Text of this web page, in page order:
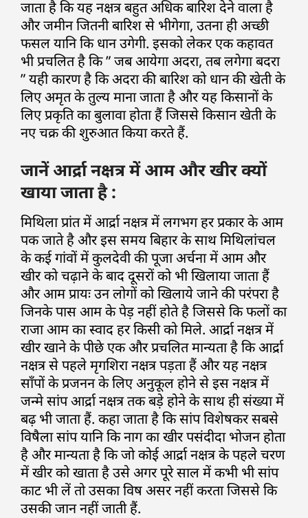
जाता है कि यह नक्षत्र बहुत अधिक बारिश देने वाला है
और जमीन जितनी बारिश से भीगेगा, उतना ही अच्छी
फसल यानि कि धान उगेगी. इसको लेकर एक कहावत
भी प्रचलित है कि ” जब आयेगा अदरा, तब लगेगा बदरा
” यही कारण है कि अदरा की बारिश को धान की खेती के
लिए अमृत के तुल्य माना जाता है और यह किसानों के
लिए प्रकृति का बुलावा होता हैं जिससे किसान खेती के
नए चक्र की शुरुआत किया करते हैं.
जानें आर्द्रा नक्षत्र में आम और खीर क्यों
खाया जाता है :
मिथिला प्रांत में आर्द्रा नक्षत्र में लगभग हर प्रकार के आम
पक जाते है और इस समय बिहार के साथ मिथिलांचल
के कई गांवों में कुलदेवी की पूजा अर्चना में आम और
खीर को चढ़ाने के बाद दूसरों को भी खिलाया जाता हैं
और आम प्रायः उन लोगों को खिलाये जाने की परंपरा है
जिनके पास आम के पेड़ नहीं होते है जिससे कि फलों का
राजा आम का स्वाद हर किसी को मिले. आर्द्रा नक्षत्र में
खीर खाने के पीछे एक और प्रचलित मान्यता है कि आर्द्रा
नक्षत्र से पहले मृगशिरा नक्षत्र पड़ता हैं और यह नक्षत्र
साँपों के प्रजनन के लिए अनुकूल होने से इस नक्षत्र में
जन्मे सांप आर्द्रा नक्षत्र तक बड़े होने के साथ ही संख्या में
बढ़ भी जाता हैं. कहा जाता है कि सांप विशेषकर सबसे
विषैला सांप यानि कि नाग का खीर पसंदीदा भोजन होता
है और मान्यता है कि जो कोई आर्द्रा नक्षत्र के पहले चरण
में खीर को खाता है उसे अगर पूरे साल में कभी भी सांप
काट भी लें तो उसका विष असर नहीं करता जिससे कि
उसकी जान नहीं जाती हैं.